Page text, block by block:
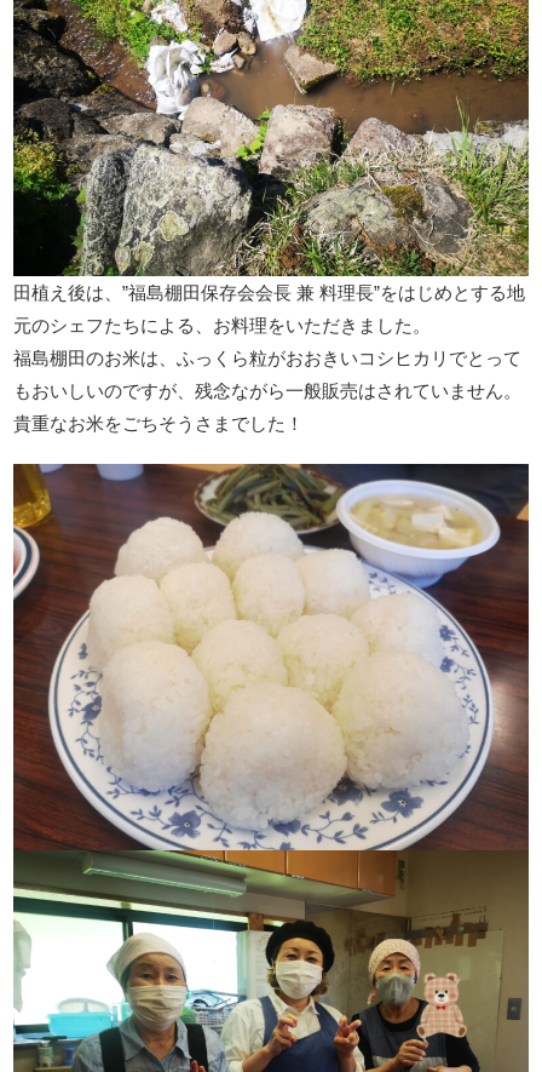
田植え後は、”福島棚田保存会会長 兼 料理長”をはじめとする地
元のシェフたちによる、お料理をいただきました。
福島棚田のお米は、ふっくら粒がおおきいコシヒカリでとって
もおいしいのですが、残念ながら一般販売はされていません。
貴重なお米をごちそうさまでした！